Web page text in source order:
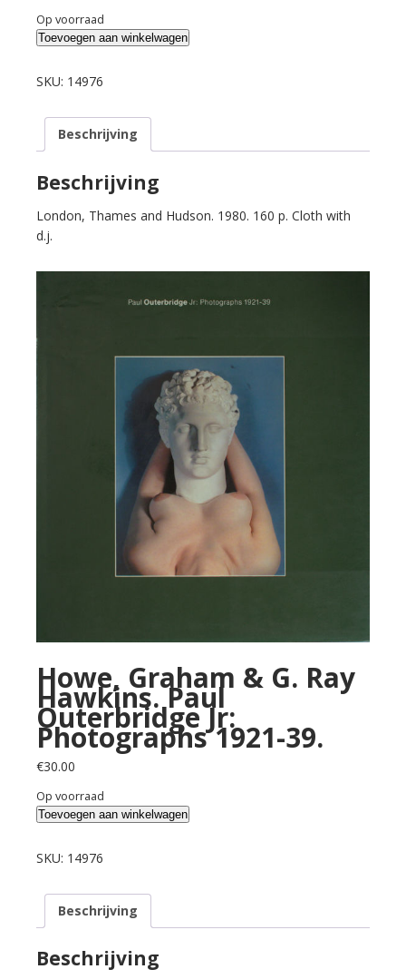
Op voorraad
Howe,
&
Ray
Hawkins.
Paul
Outerbridge
Photographs
1921-
aantal
Toevoegen aan winkelwagen
SKU: 14976
Beschrijving
Beschrijving
London, Thames and Hudson. 1980. 160 p. Cloth with
d.j.
Howe, Graham & G. Ray
Hawkins. Paul
Outerbridge Jr:
Photographs 1921-39.
€30.00
Op voorraad
Howe,
&
Ray
Hawkins.
Paul
Outerbridge
Toevoegen aan winkelwagen
SKU: 14976
Beschrijving
Beschrijving